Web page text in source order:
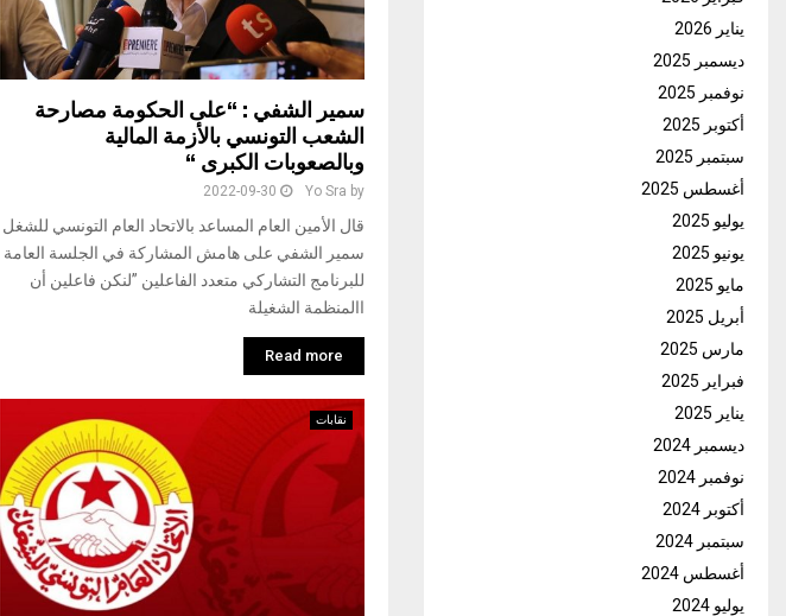
سمير الشفي : “على الحكومة مصارحة
الشعب التونسي بالأزمة المالية
وبالصعوبات الكبرى “
by
Yo Sra
2022-09-30
قال الأمين العام المساعد بالاتحاد العام التونسي للشغل
سمير الشفي على هامش المشاركة في الجلسة العامة
للبرنامج التشاركي متعدد الفاعلين ”لنكن فاعلين أن
االمنظمة الشغيلة
Read more
نقابات
يناير 2026
ديسمبر 2025
نوفمبر 2025
أكتوبر 2025
سبتمبر 2025
أغسطس 2025
يوليو 2025
يونيو 2025
مايو 2025
أبريل 2025
مارس 2025
فبراير 2025
يناير 2025
ديسمبر 2024
نوفمبر 2024
أكتوبر 2024
سبتمبر 2024
أغسطس 2024
يوليو 2024